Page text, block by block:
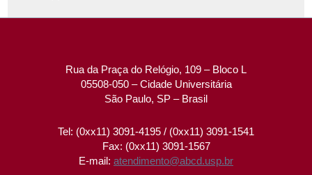
Rua da Praça do Relógio, 109 – Bloco L
05508-050 – Cidade Universitária
São Paulo, SP – Brasil
Tel: (0xx11) 3091-4195 / (0xx11) 3091-1541
Fax: (0xx11) 3091-1567
E-mail: atendimento@abcd.usp.br